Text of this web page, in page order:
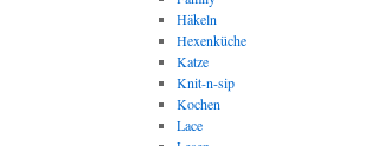
Häkeln
Hexenküche
Katze
Knit-n-sip
Kochen
Lace